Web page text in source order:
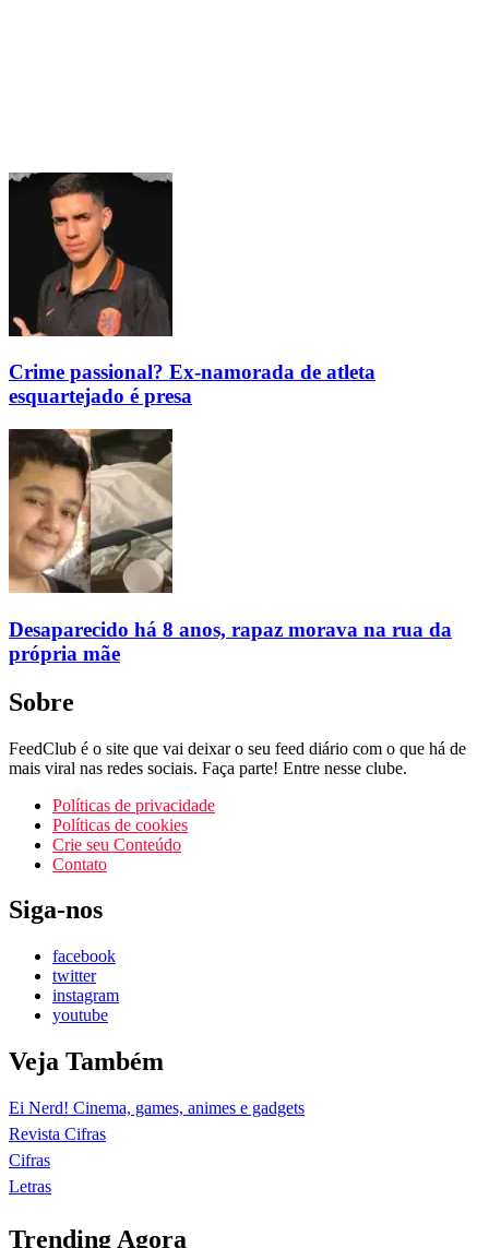
Crime passional? Ex-namorada de atleta
esquartejado é presa
Desaparecido há 8 anos, rapaz morava na rua da
própria mãe
Sobre
FeedClub é o site que vai deixar o seu feed diário com o que há de
mais viral nas redes sociais. Faça parte! Entre nesse clube.
Políticas de privacidade
Políticas de cookies
Crie seu Conteúdo
Contato
Siga-nos
facebook
twitter
instagram
youtube
Veja Também
Ei Nerd! Cinema, games, animes e gadgets
Revista Cifras
Cifras
Letras
Trending Agora